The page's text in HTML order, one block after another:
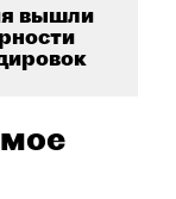
вышли